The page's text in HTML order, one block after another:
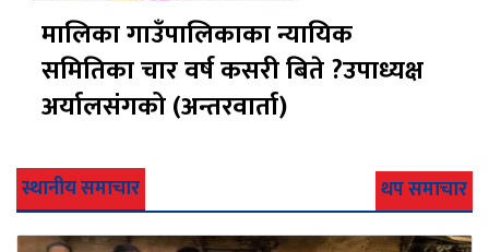
मालिका गाउँपालिकाका न्यायिक
समितिका चार वर्ष कसरी बिते ?उपाध्यक्ष
अर्यालसंंगको (अन्तरवार्ता)
स्थानीय समाचार थप समाचार